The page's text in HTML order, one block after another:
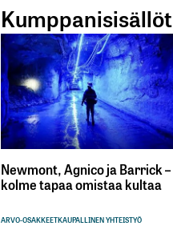
Kumppanisisällöt
Newmont, Agnico ja Barrick –
kolme tapaa omistaa kultaa
ARVO-OSAKKEETKAUPALLINEN YHTEISTYÖ